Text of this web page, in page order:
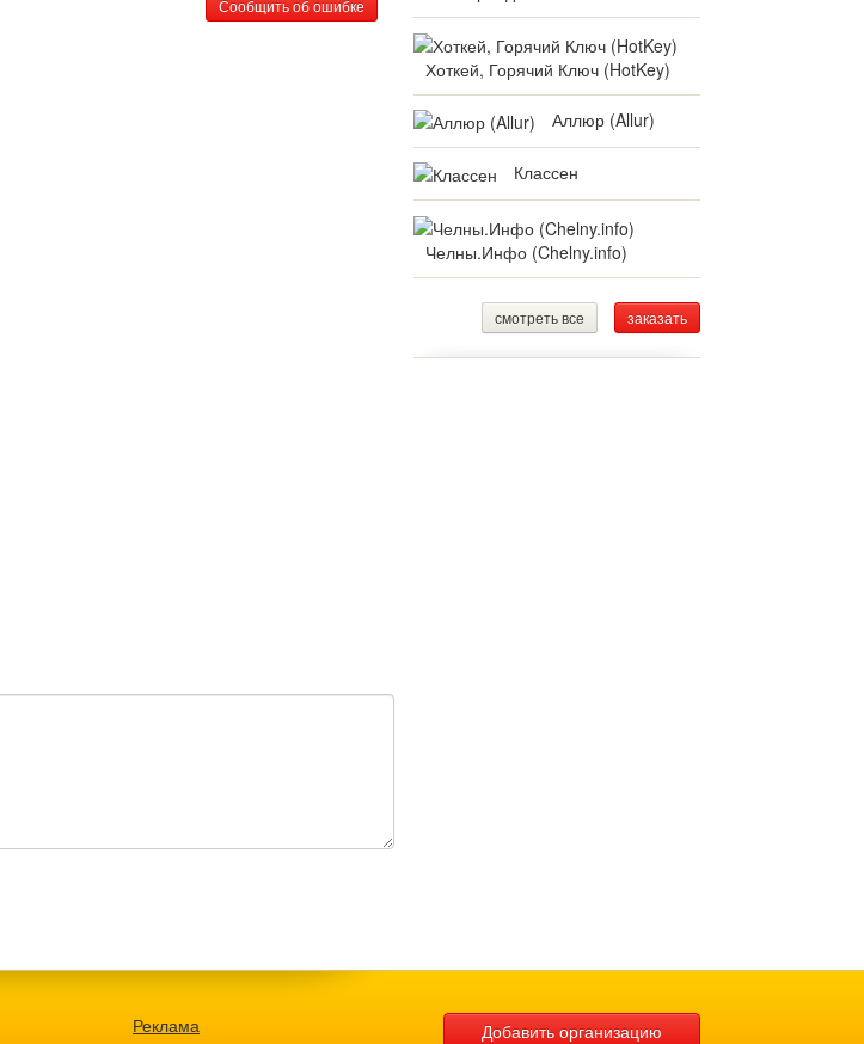
Сообщить об ошибке
Хоткей, Горячий Ключ (HotKey)
Аллюр (Allur)
Классен
Челны.Инфо (Chelny.info)
смотреть все заказать
Реклама
Добавить организацию